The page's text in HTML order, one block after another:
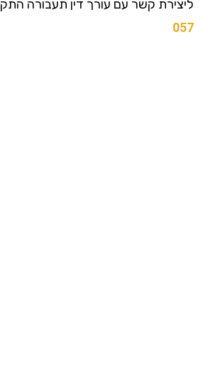
קשר עם עורך דין תעבורה התקשרו: